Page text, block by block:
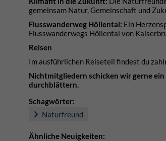
gemeinsam Natur, Gemeinschaft und
Flusswanderweg Höllental: Ein
Flusswanderwegs Höllental von
Reisen
Im ausführlichen Reiseteil findest du
Nichtmitgliedern schicken wir gerne ein
durchblättern.
Schagwörter:
Naturfreund
Ähnliche Neuigkeiten: